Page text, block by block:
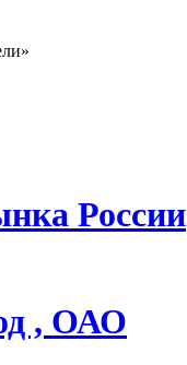
России
, ОАО